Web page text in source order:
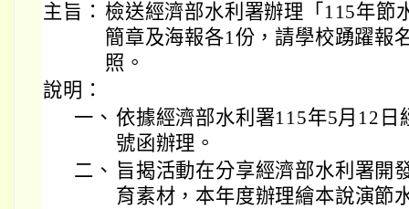
主旨： 檢送經濟部水利署辦理「115年節
簡章及海報各1份，請學校踴躍報
照。
說明：
一、 依據經濟部水利署115年5月12日
號函辦理。
二、 旨揭活動在分享經濟部水利署開
育素材，本年度辦理繪本說演節